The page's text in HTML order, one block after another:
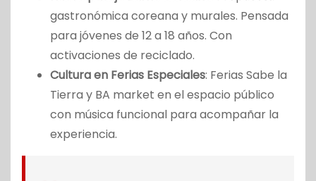
gastronómica coreana y murales. Pensada
para jóvenes de 12 a 18 años. Con
activaciones de reciclado.
Cultura en Ferias Especiales: Ferias Sabe la
Tierra y BA market en el espacio público
con música funcional para acompañar la
experiencia.